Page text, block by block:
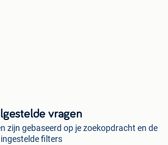
vragen
zijn gebaseerd op je zoekopdracht en de
ingestelde filters